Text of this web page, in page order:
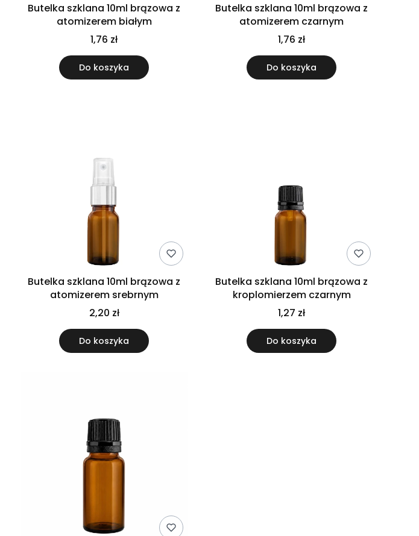
Butelka szklana 10ml brązowa z
atomizerem białym
1,76 zł
Do koszyka
Butelka szklana 10ml brązowa z
atomizerem czarnym
1,76 zł
Do koszyka
Butelka szklana 10ml brązowa z
atomizerem srebrnym
2,20 zł
Do koszyka
Butelka szklana 10ml brązowa z
kroplomierzem czarnym
1,27 zł
Do koszyka